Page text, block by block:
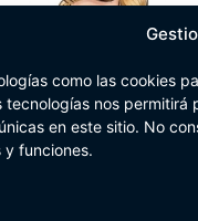
como las cookies
nos permitirá
en este sitio. No
funciones.